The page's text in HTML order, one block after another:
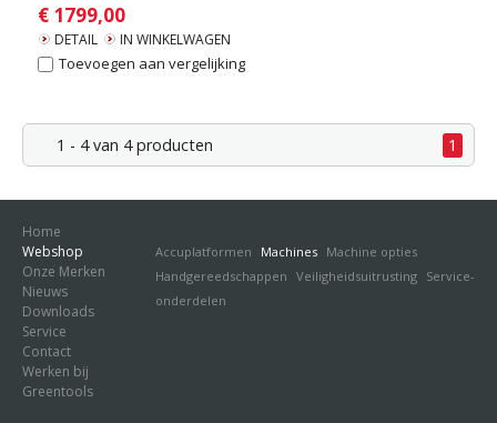
€ 1799,00
DETAIL IN WINKELWAGEN
Toevoegen aan vergelijking
1 - 4 van 4 producten 1
Home
Webshop
Accuplatformen Machines Machine opties
Handgereedschappen Veiligheidsuitrusting Service-
onderdelen
Onze Merken
Nieuws
Downloads
Service
Contact
Werken bij
Greentools